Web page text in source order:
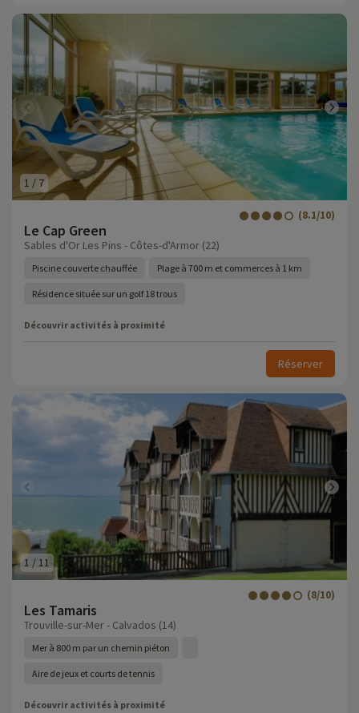
1 / 7
Le Cap Green
(8.1/10)
Sables d'Or Les Pins - Côtes-d'Armor (22)
Piscine couverte chauffée Plage à 700 m et commerces à 1 km
Résidence située sur un golf 18 trous
Découvrir activités à proximité
Réserver
1 / 11
Les Tamaris
(8/10)
Trouville-sur-Mer - Calvados (14)
Mer à 800 m par un chemin piéton
Aire de jeux et courts de tennis
Découvrir activités à proximité